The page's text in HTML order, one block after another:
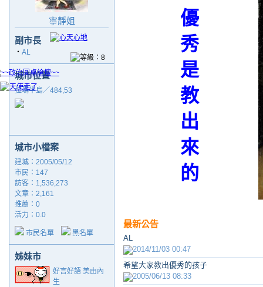
寧靜姐
副市長
‧ AL
城市位置
拉瑪半島／484,53
城市小檔案
建城：2005/05/12
市民：147
訪客：1,536,273
文章：2,161
推薦： 0
活力：0.0
市民名單 黑名單
姊妹市
好言好語 美由內
生
優
秀
是
教
出
來
的
最新公告
AL
2014/11/03 00:47
希望大家教出優秀的孩子
2005/06/13 08:33